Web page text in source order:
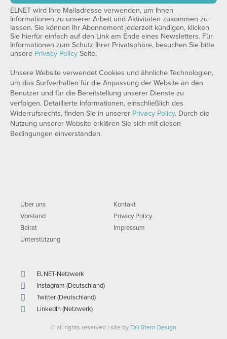
ELNET wird Ihre Mailadresse verwenden, um Ihnen
Informationen zu unserer Arbeit und Aktivitäten zukommen zu
lassen. Sie können Ihr Abonnement jederzeit kündigen, klicken
Sie hierfür einfach auf den Link am Ende eines Newsletters. Für
Informationen zum Schutz Ihrer Privatsphäre, besuchen Sie bitte
unsere Privacy Policy Seite.
Unsere Website verwendet Cookies und ähnliche Technologien,
um das Surfverhalten für die Anpassung der Website an den
Benutzer und für die Bereitstellung unserer Dienste zu
verfolgen. Detaillierte Informationen, einschließlich des
Widerrufsrechts, finden Sie in unserer Privacy Policy. Durch die
Nutzung unserer Website erklären Sie sich mit diesen
Bedingungen einverstanden.
Über uns
Vorstand
Beirat
Unterstützung
Kontakt
Privacy Policy
Impressum
ELNET-Netzwerk
Instagram (Deutschland)
Twitter (Deutschland)
LinkedIn (Netzwerk)
© all rights reserved | site by Tali Stern Design